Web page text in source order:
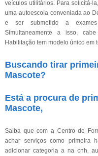
veículos utilitários. Para solicitá-
uma autoescola conveniada ao
e ser submetido a exames
Simultaneamente a isso,
Habilitação tem modelo único em
Buscando tirar
Mascote?
Está a procura de
Mascote,
Saiba que com a Centro de
achar serviços como primeira
adicionar categoria a na cnh,